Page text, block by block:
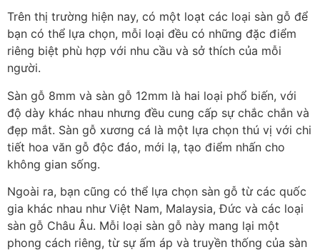
Trên thị trường hiện nay, có một loạt các loại sàn gỗ để
bạn có thể lựa chọn, mỗi loại đều có những đặc điểm
riêng biệt phù hợp với nhu cầu và sở thích của mỗi
người.
Sàn gỗ 8mm và sàn gỗ 12mm là hai loại phổ biến, với
độ dày khác nhau nhưng đều cung cấp sự chắc chắn và
đẹp mắt. Sàn gỗ xương cá là một lựa chọn thú vị với chi
tiết hoa văn gỗ độc đáo, mới lạ, tạo điểm nhấn cho
không gian sống.
Ngoài ra, bạn cũng có thể lựa chọn sàn gỗ từ các quốc
gia khác nhau như Việt Nam, Malaysia, Đức và các loại
sàn gỗ Châu Âu. Mỗi loại sàn gỗ này mang lại một
phong cách riêng, từ sự ấm áp và truyền thống của sàn